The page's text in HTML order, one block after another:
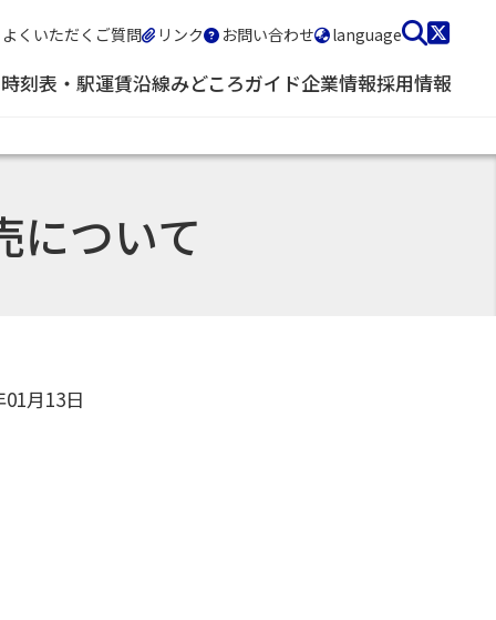
よくいただくご質問 リンク お問い合わせ language
刻表・駅運賃沿線みどころガイド企業情報採用情報
について
月13日